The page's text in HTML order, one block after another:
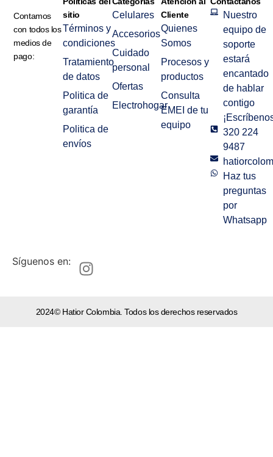
Contamos
con todos los
medios de
pago:
sitio
Términos y
condiciones
Tratamiento
de datos
Politica de
garantía
Politica de
envíos
Celulares
Accesorios
Cuidado
personal
Ofertas
Electrohogar
Cliente
Quienes
Somos
Procesos y
productos
Consulta
EMEI de tu
equipo
Nuestro
equipo de
soporte
estará
encantado
de hablar
contigo
320 224
9487
Haz tus
preguntas
por
Whatsapp
Síguenos en:
2024© Hatior Colombia. Todos los derechos reservados